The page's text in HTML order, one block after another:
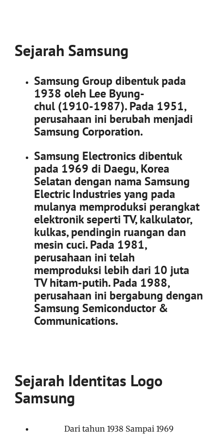
Sejarah Samsung
Samsung Group dibentuk pada
1938 oleh Lee Byung-
chul (1910-1987). Pada 1951,
perusahaan ini berubah menjadi
Samsung Corporation.
Samsung Electronics dibentuk
pada 1969 di Daegu, Korea
Selatan dengan nama Samsung
Electric Industries yang pada
mulanya memproduksi perangkat
elektronik seperti TV, kalkulator,
kulkas, pendingin ruangan dan
mesin cuci. Pada 1981,
perusahaan ini telah
memproduksi lebih dari 10 juta
TV hitam-putih. Pada 1988,
perusahaan ini bergabung dengan
Samsung Semiconductor &
Communications.
Sejarah Identitas Logo
Samsung
Dari tahun 1938 Sampai 1969